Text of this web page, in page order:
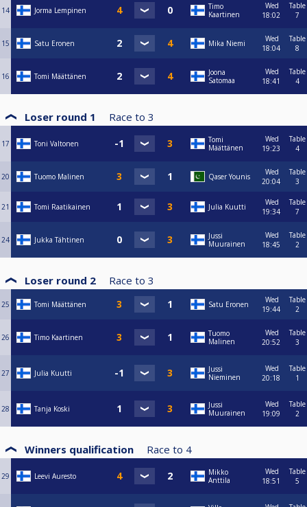
14 Jorma Lempinen
Timo
Kaartinen
Wed
18:02
Table
7
15 Satu Eronen Mika Niemi
Wed
18:04
Table
8
16 Tomi Määttänen
Joona
Satomaa
Wed
18:41
Table
4
Loser round 1 Race to 3
17 Toni Valtonen
Tomi
Määttänen
Wed
19:23
Table
4
20 Tuomo Malinen Qaser Younis
Wed
20:04
Table
3
21 Tomi Raatikainen Julia Kuutti
Wed
19:34
Table
7
24 Jukka Tähtinen
Jussi
Muurainen
Wed
18:45
Table
2
Loser round 2 Race to 3
25 Tomi Määttänen Satu Eronen
Wed
19:44
Table
2
26 Timo Kaartinen
Tuomo
Malinen
Wed
20:52
Table
3
27 Julia Kuutti
Jussi
Nieminen
Wed
20:18
Table
1
28 Tanja Koski
Jussi
Muurainen
Wed
19:09
Table
2
Winners qualification Race to 4
29 Leevi Auresto
Mikko
Anttila
Wed
18:51
Table
5